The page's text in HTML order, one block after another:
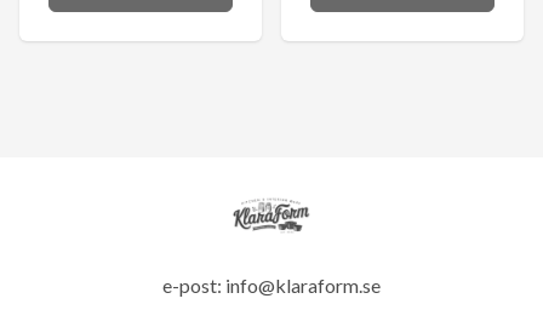
e-post: info@klaraform.se